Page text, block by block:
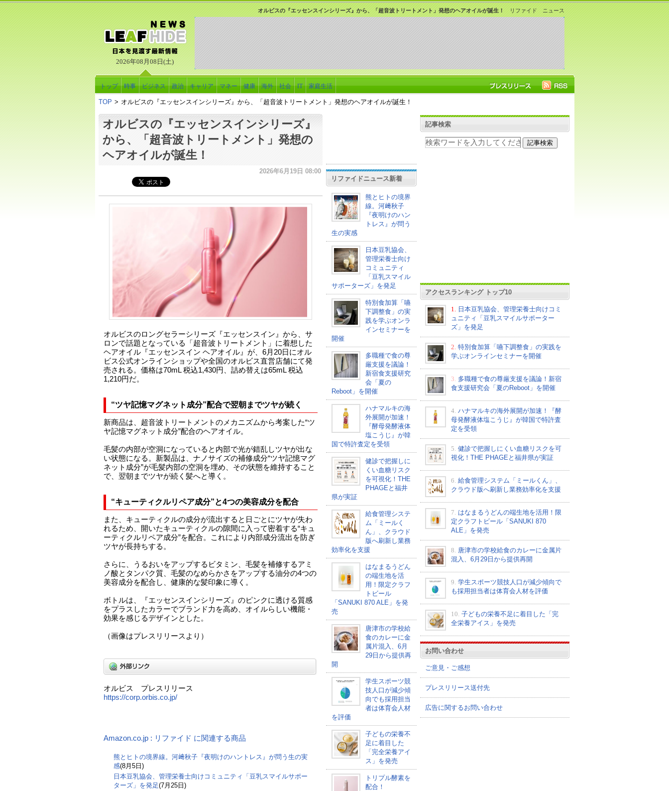
2026年08月08日(土)
リファイド ニュース
オルビスの『エッセンスインシリーズ』から、「超音波トリートメント」発想のヘアオイルが誕生！
トップ 時事 ビジネス 政治 キャリア マネー 健康 海外 社会 IT 家庭生活
TOP > オルビスの『エッセンスインシリーズ』から、「超音波トリートメント」発想のヘアオイルが誕生！
オルビスの『エッセンスインシリーズ』
から、「超音波トリートメント」発想の
ヘアオイルが誕生！
2026年6月19日 08:00
オルビスのロングセラーシリーズ『エッセンスイン』から、サ
ロンで話題となっている「超音波トリートメント」に着想した
ヘアオイル『エッセンスイン ヘアオイル』が、6月20日にオル
ビス公式オンラインショップや全国のオルビス直営店舗にて発
売される。価格は70mL 税込1,430円、詰め替えは65mL 税込
1,210円だ。
“ツヤ記憶マグネット成分”配合で翌朝までツヤが続く
新商品は、超音波トリートメントのメカニズムから考案した“ツ
ヤ記憶マグネット成分”配合のヘアオイル。
毛髪の内部が空洞になっていると内部で光が錯乱しツヤが出な
い状態になる。新製品は、ナノサイズの補修成分“ツヤ記憶マグ
ネット成分”が毛髪内部の空洞を埋め、その状態を維持すること
で、翌朝までツヤが続く髪へと導く。
“キューティクルリペア成分”と4つの美容成分を配合
また、キューティクルの成分が流出すると日ごとにツヤが失わ
れるため、開いたキューティクルの隙間に入って密着する“キュ
ーティクルリペア成分”を配合。これにより内部成分流出を防ぎ
ツヤが長持ちする。
さらに、うるおいをアップするビタミン、毛髪を補修するアミ
ノ酸とタンパク質、毛髪のなめらかさをアップする油分の4つの
美容成分を配合し、健康的な髪印象に導く。
ボトルは、『エッセンスインシリーズ』のピンクに透ける質感
をプラスしたカラーでブランド力を高め、オイルらしい機能・
効果を感じるデザインとした。
（画像はプレスリリースより）
オルビス プレスリリース
https://corp.orbis.co.jp/
Amazon.co.jp : リファイド に関連する商品
熊とヒトの境界線。河﨑秋子『夜明けのハントレス』が問う生の実
感(8月5日)
日本豆乳協会、管理栄養士向けコミュニティ「豆乳スマイルサポー
ターズ」を発足(7月25日)
リファイドニュース新着
熊とヒトの境界
線。河﨑秋子
『夜明けのハン
トレス』が問う
生の実感
日本豆乳協会、
管理栄養士向け
コミュニティ
「豆乳スマイル
サポーターズ」を発足
特別食加算「嚥
下調整食」の実
践を学ぶオンラ
インセミナーを
開催
多職種で食の尊
厳支援を議論！
新宿食支援研究
会「夏の
Reboot」を開催
ハナマルキの海
外展開が加速！
『酵母発酵液体
塩こうじ』が韓
国で特許査定を受領
健診で把握しに
くい血糖リスク
を可視化！THE
PHAGEと福井
県が実証
給食管理システ
ム「ミールく
ん」、クラウド
版へ刷新し業務
効率化を支援
はなまるうどん
の端生地を活
用！限定クラフ
トビール
「SANUKI 870 ALE」を発
売
唐津市の学校給
食のカレーに金
属片混入、6月
29日から提供再
開
学生スポーツ競
技人口が減少傾
向でも採用担当
者は体育会人材
を評価
子どもの栄養不
足に着目した
「完全栄養アイ
ス」を発売
トリプル酵素を
配合！
記事検索
アクセスランキング トップ10
1.
日本豆乳協会、管理栄養士向けコミ
ュニティ「豆乳スマイルサポーター
ズ」を発足
2. 特別食加算「嚥下調整食」の実践を
学ぶオンラインセミナーを開催
3. 多職種で食の尊厳支援を議論！新宿
食支援研究会「夏のReboot」を開催
4. ハナマルキの海外展開が加速！『酵
母発酵液体塩こうじ』が韓国で特許査
定を受領
5. 健診で把握しにくい血糖リスクを可
視化！THE PHAGEと福井県が実証
6. 給食管理システム「ミールくん」、
クラウド版へ刷新し業務効率化を支援
7. はなまるうどんの端生地を活用！限
定クラフトビール「SANUKI 870
ALE」を発売
8. 唐津市の学校給食のカレーに金属片
混入、6月29日から提供再開
9. 学生スポーツ競技人口が減少傾向で
も採用担当者は体育会人材を評価
10. 子どもの栄養不足に着目した「完
全栄養アイス」を発売
お問い合わせ
ご意見・ご感想
プレスリリース送付先
広告に関するお問い合わせ